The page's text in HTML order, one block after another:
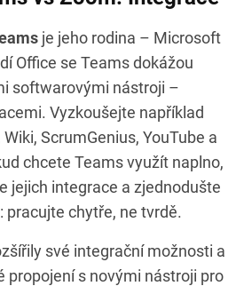
je jeho rodina – Microsoft
Office se Teams dokážou
softwarovými nástroji –
Vyzkoušejte například
ScrumGenius, YouTube a
chcete Teams využít naplno,
jejich integrace a zjednodušte
pracujte chytře, ne tvrdě.
své integrační možnosti a
propojení s novými nástroji pro